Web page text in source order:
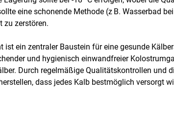
eine schonende Methode (z B. Wasserbad
zu zerstören.
ein zentraler Baustein für eine gesunde
und hygienisch einwandfreier
Durch regelmäßige Qualitätskontrollen und
dass jedes Kalb bestmöglich versorgt